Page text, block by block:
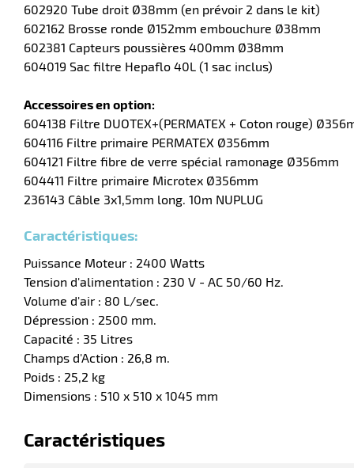
602920 Tube droit Ø38mm (en prévoir 2 dans le kit)
602162 Brosse ronde Ø152mm embouchure Ø38mm
602381 Capteurs poussières 400mm Ø38mm
604019 Sac filtre Hepaflo 40L (1 sac inclus)
Accessoires en option:
604138 Filtre DUOTEX+(PERMATEX + Coton rouge)
604116 Filtre primaire PERMATEX Ø356mm
604121 Filtre fibre de verre spécial ramonage Ø356mm
604411 Filtre primaire Microtex Ø356mm
236143 Câble 3x1,5mm long. 10m NUPLUG
Caractéristiques:
Puissance Moteur : 2400 Watts
Tension d'alimentation : 230 V - AC 50/60 Hz.
Volume d'air : 80 L/sec.
Dépression : 2500 mm.
Capacité : 35 Litres
Champs d'Action : 26,8 m.
Poids : 25,2 kg
Dimensions : 510 x 510 x 1045 mm
Caractéristiques